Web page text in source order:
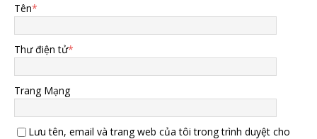
Tên*
Thư điện tử*
Trang Mạng
Lưu tên, email và trang web của tôi trong trình duyệt cho